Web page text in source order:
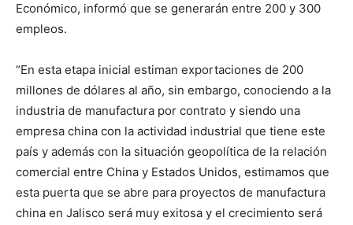
Económico, informó que se generarán entre 200 y 300
empleos.
“En esta etapa inicial estiman exportaciones de 200
millones de dólares al año, sin embargo, conociendo a la
industria de manufactura por contrato y siendo una
empresa china con la actividad industrial que tiene este
país y además con la situación geopolítica de la relación
comercial entre China y Estados Unidos, estimamos que
esta puerta que se abre para proyectos de manufactura
china en Jalisco será muy exitosa y el crecimiento será